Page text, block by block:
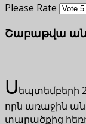
Please Rate
Շաբաթվա
Սեպտեմբերի
որն առաջին
տարածքից